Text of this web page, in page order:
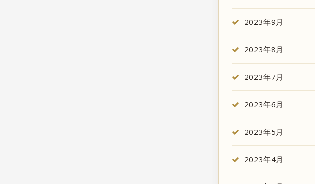
2023年9月
2023年8月
2023年7月
2023年6月
2023年5月
2023年4月